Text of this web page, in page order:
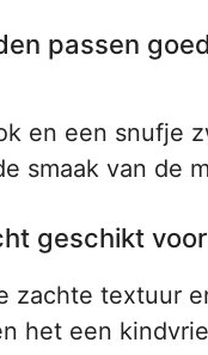
passen
en een snufje
smaak van de
geschikt
zachte textuur
het een